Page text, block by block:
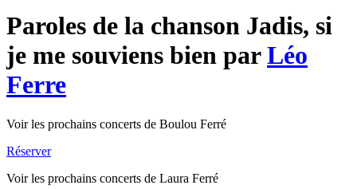
Paroles de la chanson Jadis, si
je me souviens bien parLéo
Ferre
Voir les prochains concerts de Boulou Ferré
Réserver
Voir les prochains concerts de Laura Ferré